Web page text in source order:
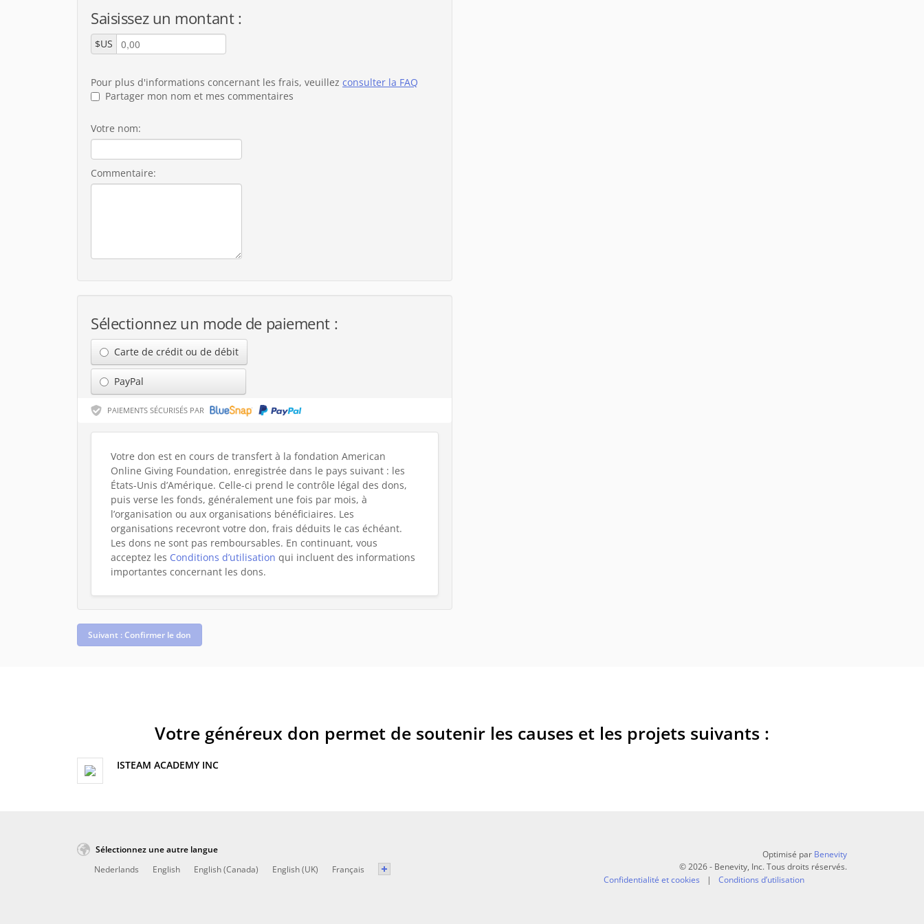
Saisissez un montant :
$US
Pour plus d'informations concernant les frais, veuillez consulter la FAQ
Partager mon nom et mes commentaires
Votre nom:
Commentaire:
Sélectionnez un mode de paiement :
Carte de crédit ou de débit
PayPal
PAIEMENTS SÉCURISÉS PAR
Votre don est en cours de transfert à la fondation American
Online Giving Foundation, enregistrée dans le pays suivant : les
États-Unis d’Amérique. Celle-ci prend le contrôle légal des dons,
puis verse les fonds, généralement une fois par mois, à
l’organisation ou aux organisations bénéficiaires. Les
organisations recevront votre don, frais déduits le cas échéant.
Les dons ne sont pas remboursables. En continuant, vous
acceptez les Conditions d’utilisation qui incluent des informations
importantes concernant les dons.
Suivant : Confirmer le don
Votre généreux don permet de soutenir les causes et les projets suivants :
ISTEAM ACADEMY INC
Sélectionnez une autre langue
Nederlands
English English (Canada) English (UK) Français
Optimisé par Benevity
© 2026 - Benevity, Inc. Tous droits réservés.
Confidentialité et cookies
Conditions d’utilisation